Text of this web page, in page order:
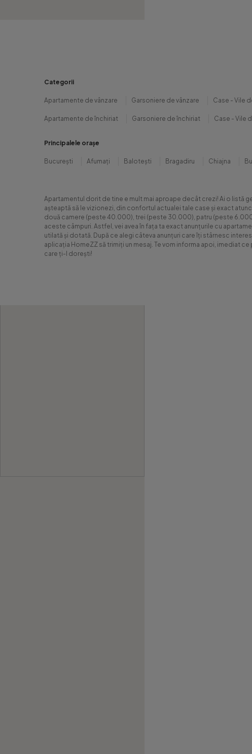
Categorii
Apartamente de vânzare Garsoniere de vânzare Case - Vile
Apartamente de închiriat Garsoniere de închiriat Case - Vile
Principalele orașe
București Afumați Balotești Bragadiru Chiajna
Apartamentul dorit de tine e mult mai aproape decât crezi! Ai o listă
așteaptă să le vizionezi, din confortul actualei tale case și exact
două camere (peste 40.000), trei (peste 30.000), patru (peste
aceste câmpuri. Astfel, vei avea în fața ta exact anunțurile cu
utilată și dotată. După ce alegi câteva anunțuri care îți stârnesc
aplicația HomeZZ să trimiți un mesaj. Te vom informa apoi, imediat
care ți-l dorești!